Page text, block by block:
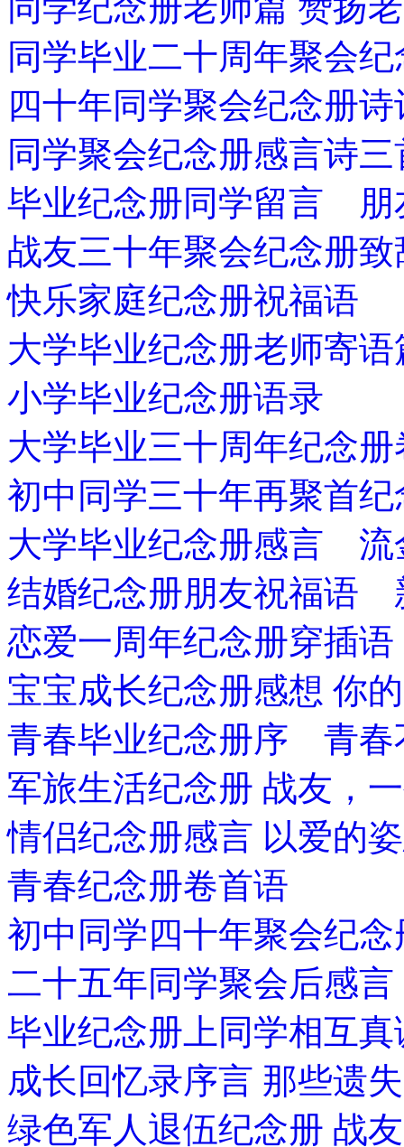
同学毕业二十周年聚会
四十年同学聚会纪念册
同学聚会纪念册感言诗三
毕业纪念册同学留言 朋
战友三十年聚会纪念册致
快乐家庭纪念册祝福语
大学毕业纪念册老师寄语
小学毕业纪念册语录
大学毕业三十周年纪念册
初中同学三十年再聚首
大学毕业纪念册感言 流
结婚纪念册朋友祝福语
恋爱一周年纪念册穿插
宝宝成长纪念册感想 你
青春毕业纪念册序 青春
军旅生活纪念册 战友，
情侣纪念册感言 以爱的
青春纪念册卷首语
初中同学四十年聚会纪
二十五年同学聚会后感言
毕业纪念册上同学相互真
成长回忆录序言 那些遗
绿色军人退伍纪念册 战